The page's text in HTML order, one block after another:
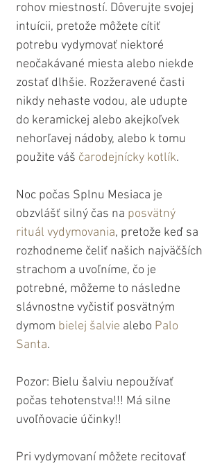
rohov miestností. Dôverujte svojej
intuícii, pretože môžete cítiť
potrebu vydymovať niektoré
neočakávané miesta alebo niekde
zostať dlhšie. Rozžeravené časti
nikdy nehaste vodou, ale udupte
do keramickej alebo akejkoľvek
nehorľavej nádoby, alebo k tomu
použite váš čarodejnícky kotlík.
Noc počas Splnu Mesiaca je
obzvlášť silný čas na posvätný
rituál vydymovania, pretože keď sa
rozhodneme čeliť našich najväčších
strachom a uvoľníme, čo je
potrebné, môžeme to následne
slávnostne vyčistiť posvätným
dymom bielej šalvie alebo Palo
Santa.
Pozor: Bielu šalviu nepoužívať
počas tehotenstva!!! Má silne
uvoľňovacie účinky!!
Pri vydymovaní môžete recitovať